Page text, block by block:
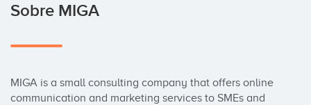
Sobre MIGA
MIGA is a small consulting company that offers online
communication and marketing services to SMEs and